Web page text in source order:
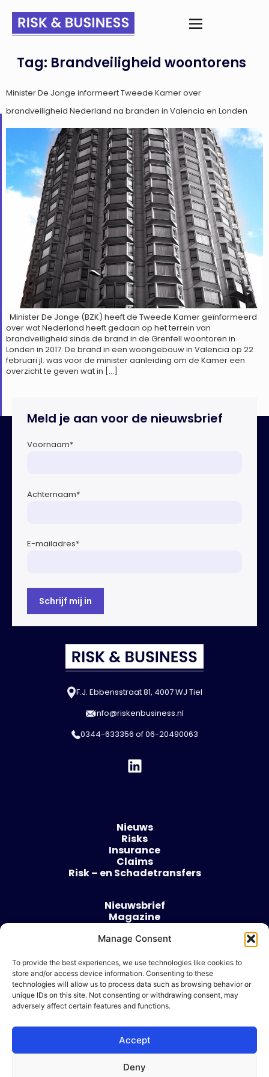
Manage Consent
To provide the best experiences, we use technologies like cookies to
store and/or access device information. Consenting to these
technologies will allow us to process data such as browsing behavior or
unique IDs on this site. Not consenting or withdrawing consent, may
adversely affect certain features and functions.
Accept
Deny
Tag: Brandveiligheid woontorens
Minister De Jonge informeert Tweede Kamer over
brandveiligheid Nederland na branden in Valencia en Londen
Minister De Jonge (BZK) heeft de Tweede Kamer geïnformeerd
over wat Nederland heeft gedaan op het terrein van
brandveiligheid sinds de brand in de Grenfell woontoren in
Londen in 2017. De brand in een woongebouw in Valencia op 22
februari jl. was voor de minister aanleiding om de Kamer een
overzicht te geven wat in […]
Meld je aan voor de nieuwsbrief
Voornaam*
Achternaam*
E-mailadres*
F.J. Ebbensstraat 81, 4007 WJ Tiel
info@riskenbusiness.nl
0344-633356 of06-20490063
Nieuws
Risks
Insurance
Claims
Risk – en Schadetransfers
Nieuwsbrief
Magazine
Over
Algemene voorwaarden
Cookie beleid
Ik wil adverteren